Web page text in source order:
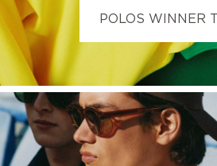
POLOS WINNER